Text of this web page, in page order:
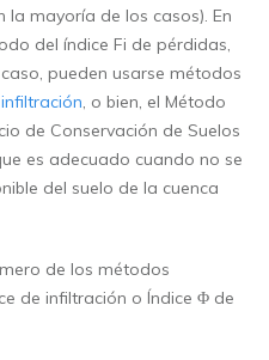
la mayoría de los casos). En
del índice Fi de pérdidas,
pueden usarse métodos
, o bien, el Método
de Conservación de Suelos
es adecuado cuando no se
del suelo de la cuenca
de los métodos
de infiltración o Índice Φ de